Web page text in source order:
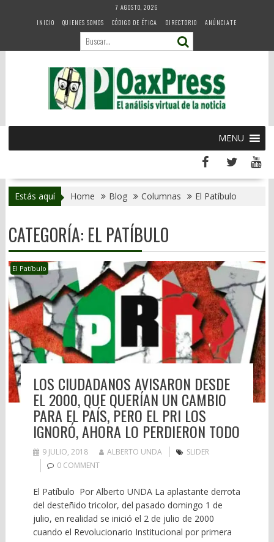
7 AGOSTO, 2026
INICIO
QUIENES SOMOS CÓDIGO DE ÉTICA DIRECTORIO ANÚNCIATE
MENU
Estás aquí Home Blog Columnas El Patíbulo
CATEGORÍA: EL PATÍBULO
El Patíbulo
LOS CIUDADANOS AVISARON DESDE
EL 2000, QUE QUERÍAN UN CAMBIO
PARA EL PAÍS, PERO EL PRI LOS
IGNORÓ, AHORA LO PERDIERON TODO
9 JULIO, 2018 ALBERTO UNDA
SLIDER
0 COMMENT
El Patíbulo Por Alberto UNDA La aplastante derrota
del desteñido tricolor, del pasado domingo 1 de
julio, en realidad se inició el 2 de julio de 2000
cuando el Revolucionario Institucional por primera